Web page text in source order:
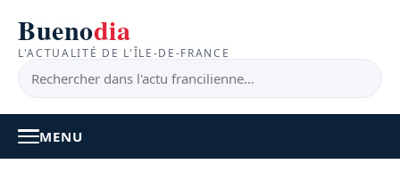
Buenodia
L'ACTUALITÉ DE L'ÎLE-DE-FRANCE
MENU